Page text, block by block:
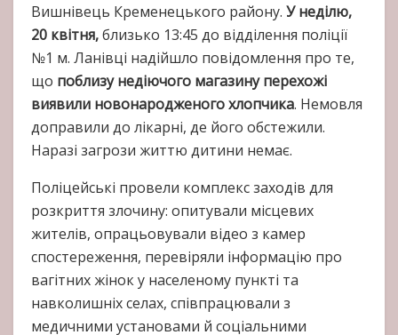
Вишнівець Кременецького району. У неділю,
20 квітня,близько 13:45 до відділення поліції
№1 м. Ланівці надійшло повідомлення про те,
що поблизу недіючого магазину перехожі
виявили новонародженого хлопчика. Немовля
доправили до лікарні, де його обстежили.
Наразі загрози життю дитини немає.
Поліцейські провели комплекс заходів для
розкриття злочину: опитували місцевих
жителів, опрацьовували відео з камер
спостереження, перевіряли інформацію про
вагітних жінок у населеному пункті та
навколишніх селах, співпрацювали з
медичними установами й соціальними